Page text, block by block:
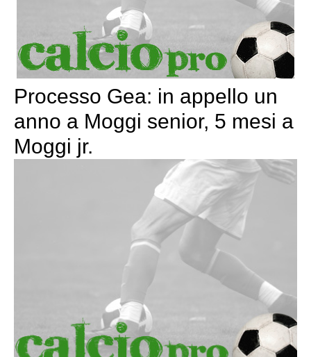
Processo Gea: in appello un
anno a Moggi senior, 5 mesi a
Moggi jr.